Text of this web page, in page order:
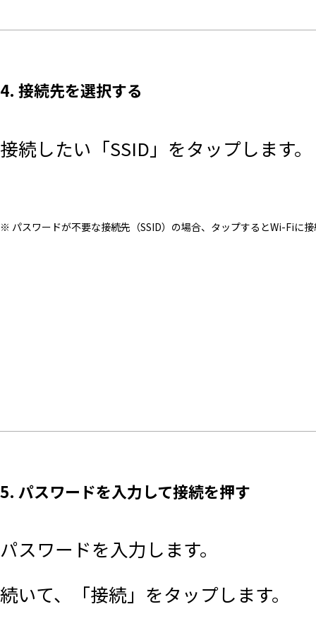
4. 接続先を選択する
接続したい「SSID」をタップします。
※ パスワードが不要な接続先（SSID）の場合、タップするとWi-Fiに
5. パスワードを入力して接続を押す
パスワードを入力します。
続いて、「接続」をタップします。